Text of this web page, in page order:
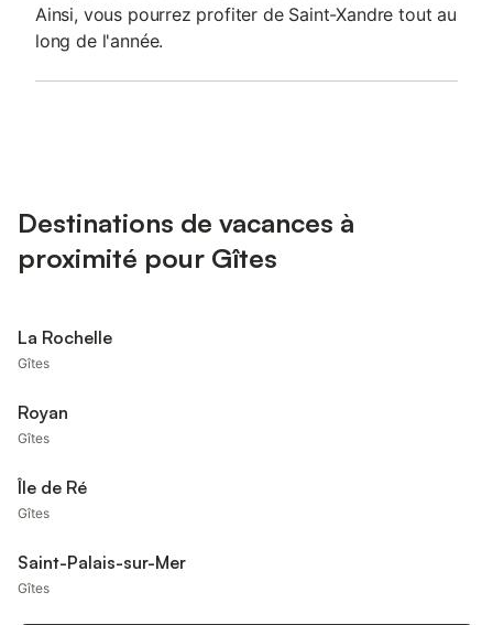
Ainsi, vous pourrez profiter de Saint-Xandre tout au
long de l'année.
Destinations de vacances à
proximité pour Gîtes
La Rochelle
Gîtes
Royan
Gîtes
Île de Ré
Gîtes
Saint-Palais-sur-Mer
Gîtes